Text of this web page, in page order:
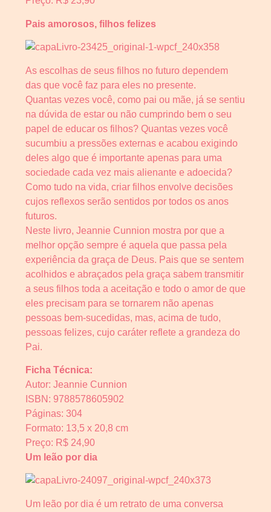
Pais amorosos, filhos felizes
As escolhas de seus filhos no futuro dependem
das que você faz para eles no presente.
Quantas vezes você, como pai ou mãe, já se sentiu
na dúvida de estar ou não cumprindo bem o seu
papel de educar os filhos? Quantas vezes você
sucumbiu a pressões externas e acabou exigindo
deles algo que é importante apenas para uma
sociedade cada vez mais alienante e adoecida?
Como tudo na vida, criar filhos envolve decisões
cujos reflexos serão sentidos por todos os anos
futuros.
Neste livro, Jeannie Cunnion mostra por que a
melhor opção sempre é aquela que passa pela
experiência da graça de Deus. Pais que se sentem
acolhidos e abraçados pela graça sabem transmitir
a seus filhos toda a aceitação e todo o amor de que
eles precisam para se tornarem não apenas
pessoas bem-sucedidas, mas, acima de tudo,
pessoas felizes, cujo caráter reflete a grandeza do
Pai.
Ficha Técnica:
Autor: Jeannie Cunnion
ISBN: 9788578605902
Páginas: 304
Formato: 13,5 x 20,8 cm
Preço: R$ 24,90
Um leão por dia
Um leão por dia é um retrato de uma conversa